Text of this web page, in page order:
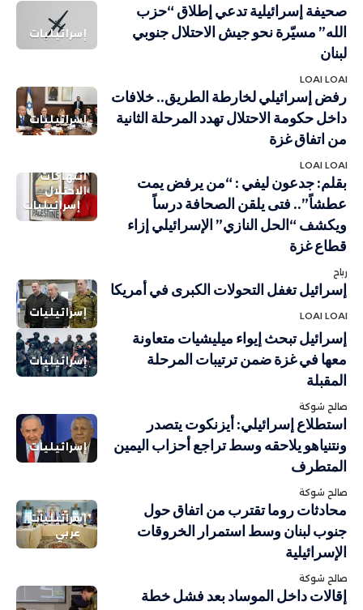
إسرائيليات
صحيفة إسرائيلية تدعي إطلاق “حزب
الله” مسيّرة نحو جيش الاحتلال جنوبي
لبنان
LOAI LOAI
إسرائيليات
رفض إسرائيلي لخارطة الطريق.. خلافات
داخل حكومة الاحتلال تهدد المرحلة الثانية
من اتفاق غزة
LOAI LOAI
انتهاكات
الاحتلال
إسرائيليات
بقلم: جدعون ليفي : “من يرفض يمت
عطشاً”.. فتى يلقن الصحافة درساً
ويكشف “الحل النازي” الإسرائيلي إزاء
قطاع غزة
رباح
إسرائيليات
إسرائيل تغفل التحولات الكبرى في أمريكا
LOAI LOAI
إسرائيليات
إسرائيل تبحث إيواء ميليشيات متعاونة
معها في غزة ضمن ترتيبات المرحلة
المقبلة
صالح شوكة
إسرائيليات
استطلاع إسرائيلي: أيزنكوت يتصدر
ونتنياهو يلاحقه وسط تراجع أحزاب اليمين
المتطرف
صالح شوكة
إسرائيليات
عربي
محادثات روما تقترب من اتفاق حول
جنوب لبنان وسط استمرار الخروقات
الإسرائيلية
صالح شوكة
إقالات داخل الموساد بعد فشل خطة